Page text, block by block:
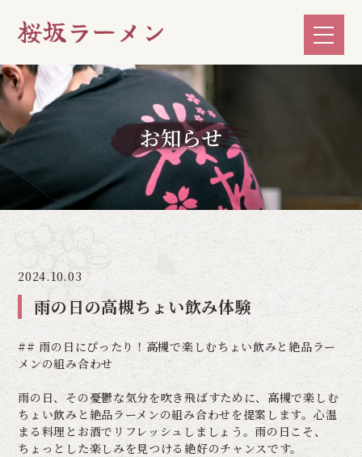
お知らせ
雨の日の高槻ちょい飲み体験
2024.10.03
## 雨の日にぴったり！高槻で楽しむちょい飲みと絶品ラー
メンの組み合わせ
雨の日、その憂鬱な気分を吹き飛ばすために、高槻で楽しむ
ちょい飲みと絶品ラーメンの組み合わせを提案します。心温
まる料理とお酒でリフレッシュしましょう。雨の日こそ、
ちょっとした楽しみを見つける絶好のチャンスです。